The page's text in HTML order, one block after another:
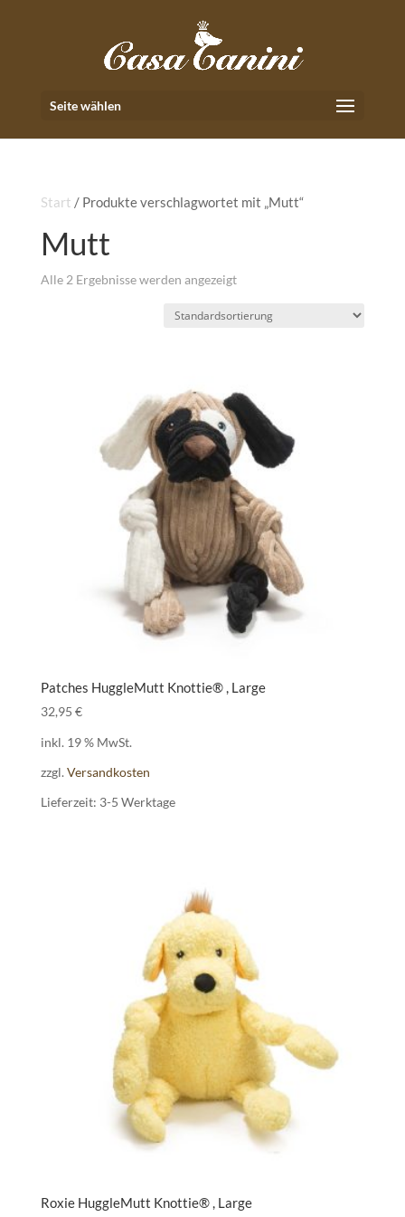
Seite wählen
Start / Produkte verschlagwortet mit „Mutt“
Mutt
Alle 2 Ergebnisse werden angezeigt
Patches HuggleMutt Knottie® , Large
32,95 €
inkl. 19 % MwSt.
zzgl. Versandkosten
Lieferzeit: 3-5 Werktage
Roxie HuggleMutt Knottie® , Large